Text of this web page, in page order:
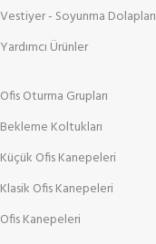
Vestiyer - Soyunma Dolapları
Yardımcı Ürünler
Ofis Oturma Grupları
Bekleme Koltukları
Küçük Ofis Kanepeleri
Klasik Ofis Kanepeleri
Ofis Kanepeleri